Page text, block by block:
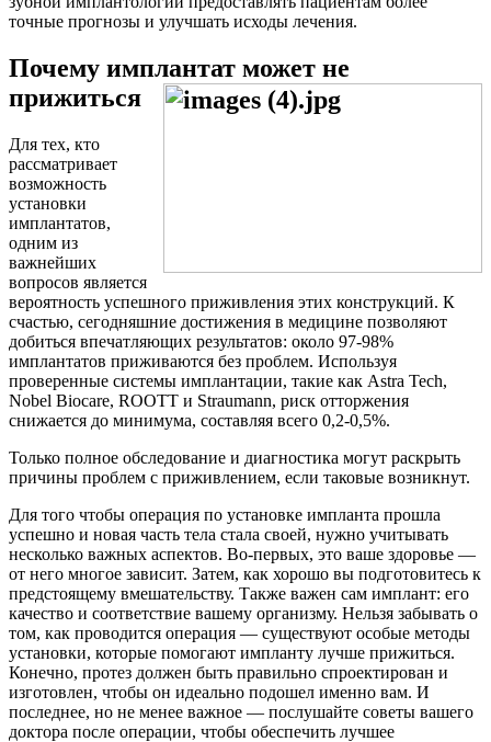
точные прогнозы и улучшать исходы лечения.
Почему имплантат может не
прижиться
Для тех, кто
рассматривает
возможность
установки
имплантатов,
одним из
важнейших
вопросов является
вероятность успешного приживления этих конструкций. К
счастью, сегодняшние достижения в медицине позволяют
добиться впечатляющих результатов: около 97-98%
имплантатов приживаются без проблем. Используя
проверенные системы имплантации, такие как Astra Tech,
Nobel Biocare, ROOTT и Straumann, риск отторжения
снижается до минимума, составляя всего 0,2-0,5%.
Только полное обследование и диагностика могут раскрыть
причины проблем с приживлением, если таковые возникнут.
Для того чтобы операция по установке импланта прошла
успешно и новая часть тела стала своей, нужно учитывать
несколько важных аспектов. Во-первых, это ваше здоровье —
от него многое зависит. Затем, как хорошо вы подготовитесь к
предстоящему вмешательству. Также важен сам имплант: его
качество и соответствие вашему организму. Нельзя забывать о
том, как проводится операция — существуют особые методы
установки, которые помогают импланту лучше прижиться.
Конечно, протез должен быть правильно спроектирован и
изготовлен, чтобы он идеально подошел именно вам. И
последнее, но не менее важное — послушайте советы вашего
доктора после операции, чтобы обеспечить лучшее